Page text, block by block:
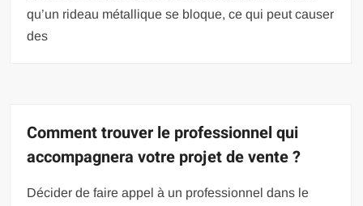
qu’un rideau métallique se bloque, ce qui peut causer
des
Comment trouver le professionnel qui
accompagnera votre projet de vente ?
Décider de faire appel à un professionnel dans le